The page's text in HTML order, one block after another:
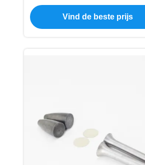
slijpselsnijden
Vind de beste prijs